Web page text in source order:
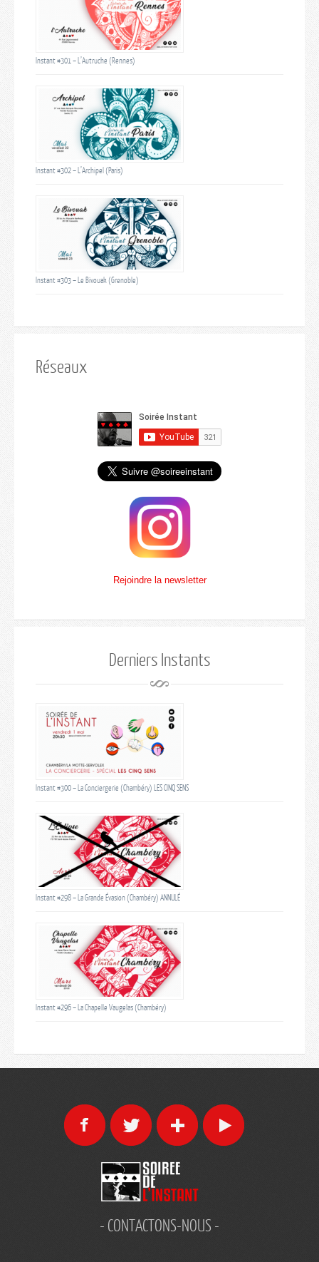
Instant #301 – L’Autruche (Rennes)
Instant #302 – L’Archipel (Paris)
Instant #303 – Le Bivouak (Grenoble)
Réseaux
Rejoindre la newsletter
Derniers Instants
Instant #300 – La Conciergerie (Chambéry) LES CINQ SENS
Instant #298 – La Grande Évasion (Chambéry) ANNULÉ
Instant #296 – La Chapelle Vaugelas (Chambéry)
- CONTACTONS-NOUS -